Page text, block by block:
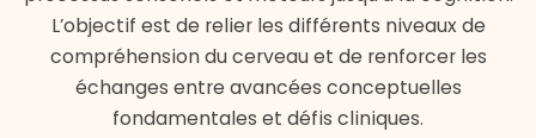
L’objectif est de relier les différents niveaux de
compréhension du cerveau et de renforcer les
échanges entre avancées conceptuelles
fondamentales et défis cliniques.